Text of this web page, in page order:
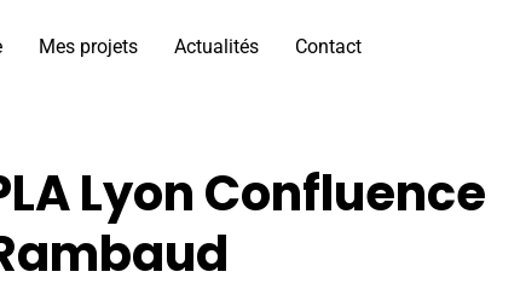
Mes projets Actualités Contact
Lyon Confluence